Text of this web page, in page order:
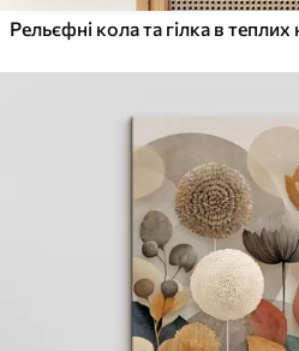
✓Яскраві, насичені кольори
Поверхня з текстурою полотна
Екологічний матеріал